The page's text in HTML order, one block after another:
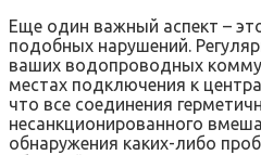
Еще один важный аспект –
подобных нарушений.
ваших водопроводных
местах подключения к
что все соединения
несанкционированного
обнаружения каких-либо